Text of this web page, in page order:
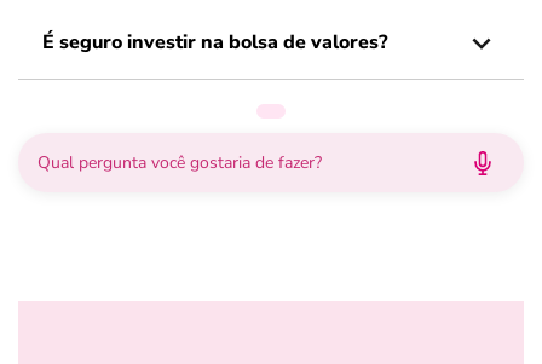
É seguro investir na bolsa de valores?